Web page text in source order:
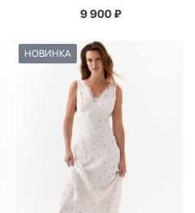
9 900₽
НОВИНКА